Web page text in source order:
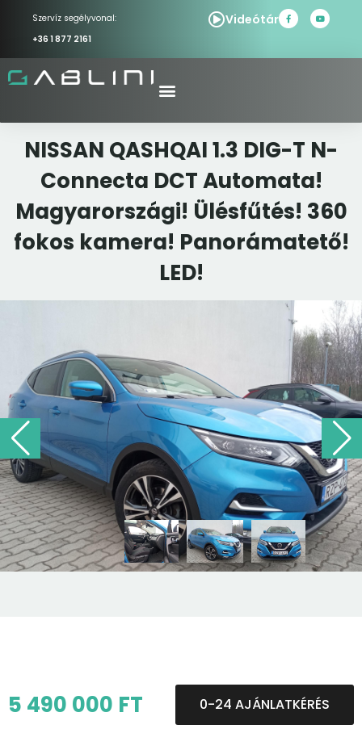
Szervíz segélyvonal:
+36 1 877 2161
Videótár
NISSAN QASHQAI 1.3 DIG-T N-
Connecta DCT Automata!
Magyarországi! Ülésfűtés! 360
fokos kamera! Panorámatető!
LED!
5 490 000 FT 0-24 AJÁNLATKÉRÉS